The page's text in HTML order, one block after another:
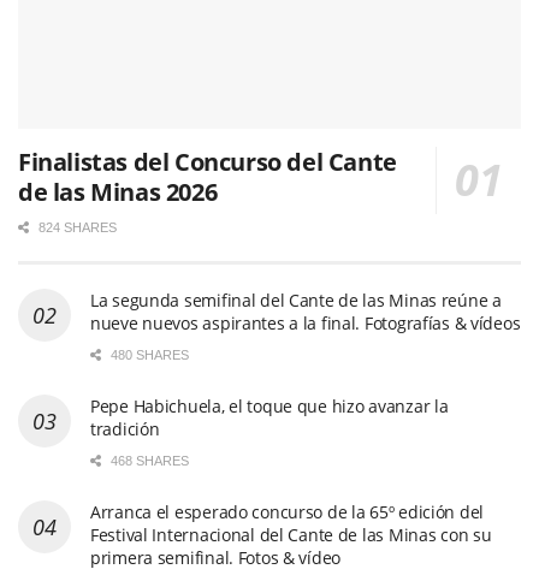
Finalistas del Concurso del Cante
de las Minas 2026
824 SHARES
La segunda semifinal del Cante de las Minas reúne a
nueve nuevos aspirantes a la final. Fotografías & vídeos
480 SHARES
Pepe Habichuela, el toque que hizo avanzar la
tradición
468 SHARES
Arranca el esperado concurso de la 65º edición del
Festival Internacional del Cante de las Minas con su
primera semifinal. Fotos & vídeo